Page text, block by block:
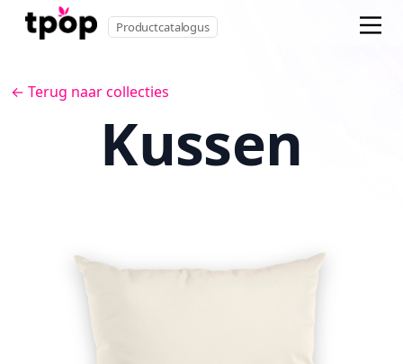
Productcatalogus
← Terug naar collecties
Kussen